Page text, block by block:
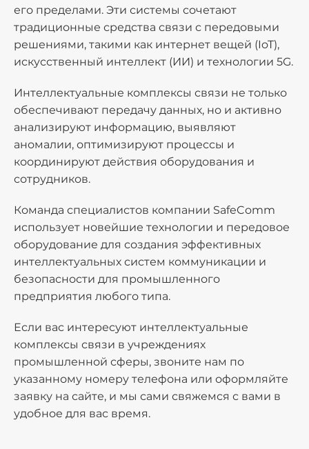
его пределами. Эти системы сочетают
традиционные средства связи с передовыми
решениями, такими как интернет вещей (IoT),
искусственный интеллект (ИИ) и технологии 5G.
Интеллектуальные комплексы связи не только
обеспечивают передачу данных, но и активно
анализируют информацию, выявляют
аномалии, оптимизируют процессы и
координируют действия оборудования и
сотрудников.
Команда специалистов компании SafeComm
использует новейшие технологии и передовое
оборудование для создания эффективных
интеллектуальных систем коммуникации и
безопасности для промышленного
предприятия любого типа.
Если вас интересуют интеллектуальные
комплексы связи в учреждениях
промышленной сферы, звоните нам по
указанному номеру телефона или оформляйте
заявку на сайте, и мы сами свяжемся с вами в
удобное для вас время.